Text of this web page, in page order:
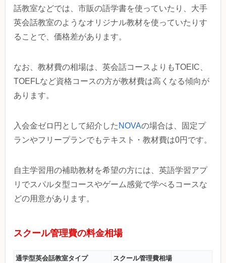
話教室などでは、市販の語学書を使っていたり、大手
英会話教室のようなオリジナル教材を使っていたりす
ることで、価格差があります。
なお、教材費の相場は、英会話コースよりもTOEIC、
TOEFLなど資格コースの方が教材費は高くなる傾向が
あります。
入会金ゼロ円として紹介した NOVAの場合は、固定プ
ランやフリープランでもテキスト・教材費は0円です。
自主学習用の補助教材を希望の方には、英語学習アプ
リでスパルタ型コースやゲーム感覚で学べるコースな
どの用意があります。
スクール管理費の料金相場
通学型英会話教室タイプ スクール管理費相場